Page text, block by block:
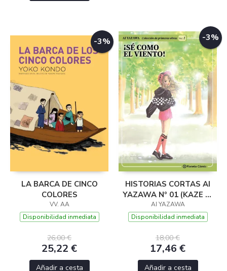
-3%
LA BARCA DE CINCO
COLORES
VV. AA
Disponibilidad inmediata
26,00 €
25,22 €
Añadir a cesta
-3%
HISTORIAS CORTAS AI
YAZAWA Nº 01 (KAZE NI
NARE!)
AI YAZAWA
Disponibilidad inmediata
18,00 €
17,46 €
Añadir a cesta